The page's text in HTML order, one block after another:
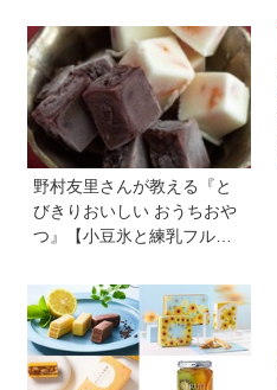
野村友里さんが教える『と
びきりおいしい おうちおや
つ』【小豆氷と練乳フルー
り！ 小学生でもお手伝いで
きる